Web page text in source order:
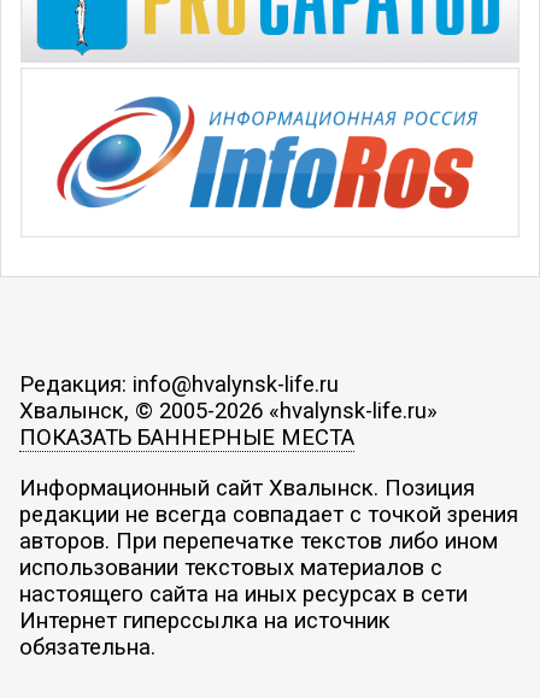
Редакция: info@hvalynsk-life.ru
Хвалынск, © 2005-2026 «hvalynsk-life.ru»
ПОКАЗАТЬ БАННЕРНЫЕ МЕСТА
Информационный сайт Хвалынск. Позиция
редакции не всегда совпадает с точкой зрения
авторов. При перепечатке текстов либо ином
использовании текстовых материалов с
настоящего сайта на иных ресурсах в сети
Интернет гиперссылка на источник
обязательна.